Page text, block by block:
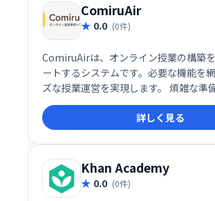
ComiruAir
0.0 (0件)
ComiruAirは、オンライン授業の構築
ートするシステムです。必要な機能を
ズな授業運営を実現します。 煩雑な準
し、効率的な教育環境構築を支援しま
詳しく見る
Khan Academy
0.0 (0件)